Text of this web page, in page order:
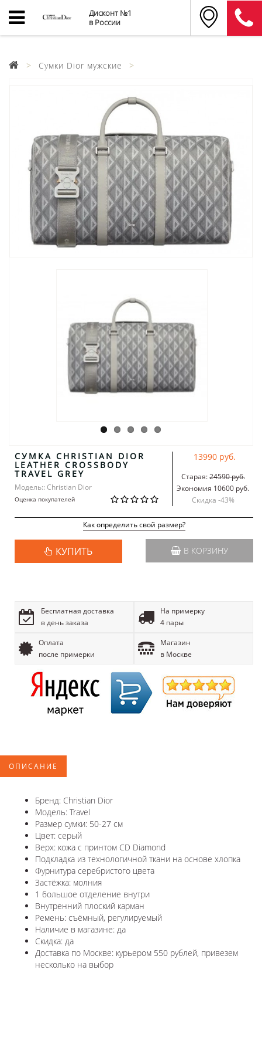
Дисконт №1
в России
Сумки Dior мужские
СУМКА CHRISTIAN DIOR
LEATHER CROSSBODY
TRAVEL GREY
Модель:: Christian Dior
Оценка покупателей
13990 руб.
Старая:24590 руб.
Экономия 10600 руб.
Скидка -43%
Как определить свой размер?
КУПИТЬ В КОРЗИНУ
Бесплатная доставка
в день заказа
На примерку
4 пары
Оплата
после примерки
Магазин
в Москве
ОПИСАНИЕ
Бренд: Christian Dior
Модель: Travel
Размер сумки: 50-27 см
Цвет: серый
Верх: кожа с принтом CD Diamond
Подкладка из технологичной ткани на основе хлопка
Фурнитура серебристого цвета
Застёжка: молния
1 большое отделение внутри
Внутренний плоский карман
Ремень: съёмный, регулируемый
Наличие в магазине: да
Скидка: да
Доставка по Москве: курьером 550 рублей, привезем
несколько на выбор